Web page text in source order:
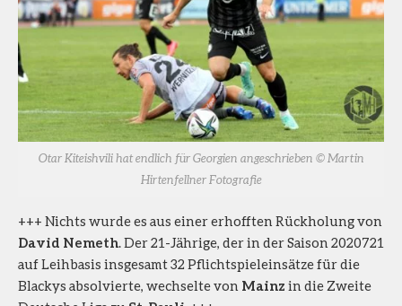
Otar Kiteishvili hat endlich für Georgien angeschrieben © Martin
Hirtenfellner Fotografie
+++ Nichts wurde es aus einer erhofften Rückholung von
David Nemeth. Der 21-Jährige, der in der Saison 2020721
auf Leihbasis insgesamt 32 Pflichtspieleinsätze für die
Blackys absolvierte, wechselte von Mainz in die Zweite